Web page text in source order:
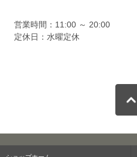
営業時間：11:00 ～ 20:00
定休日：水曜定休